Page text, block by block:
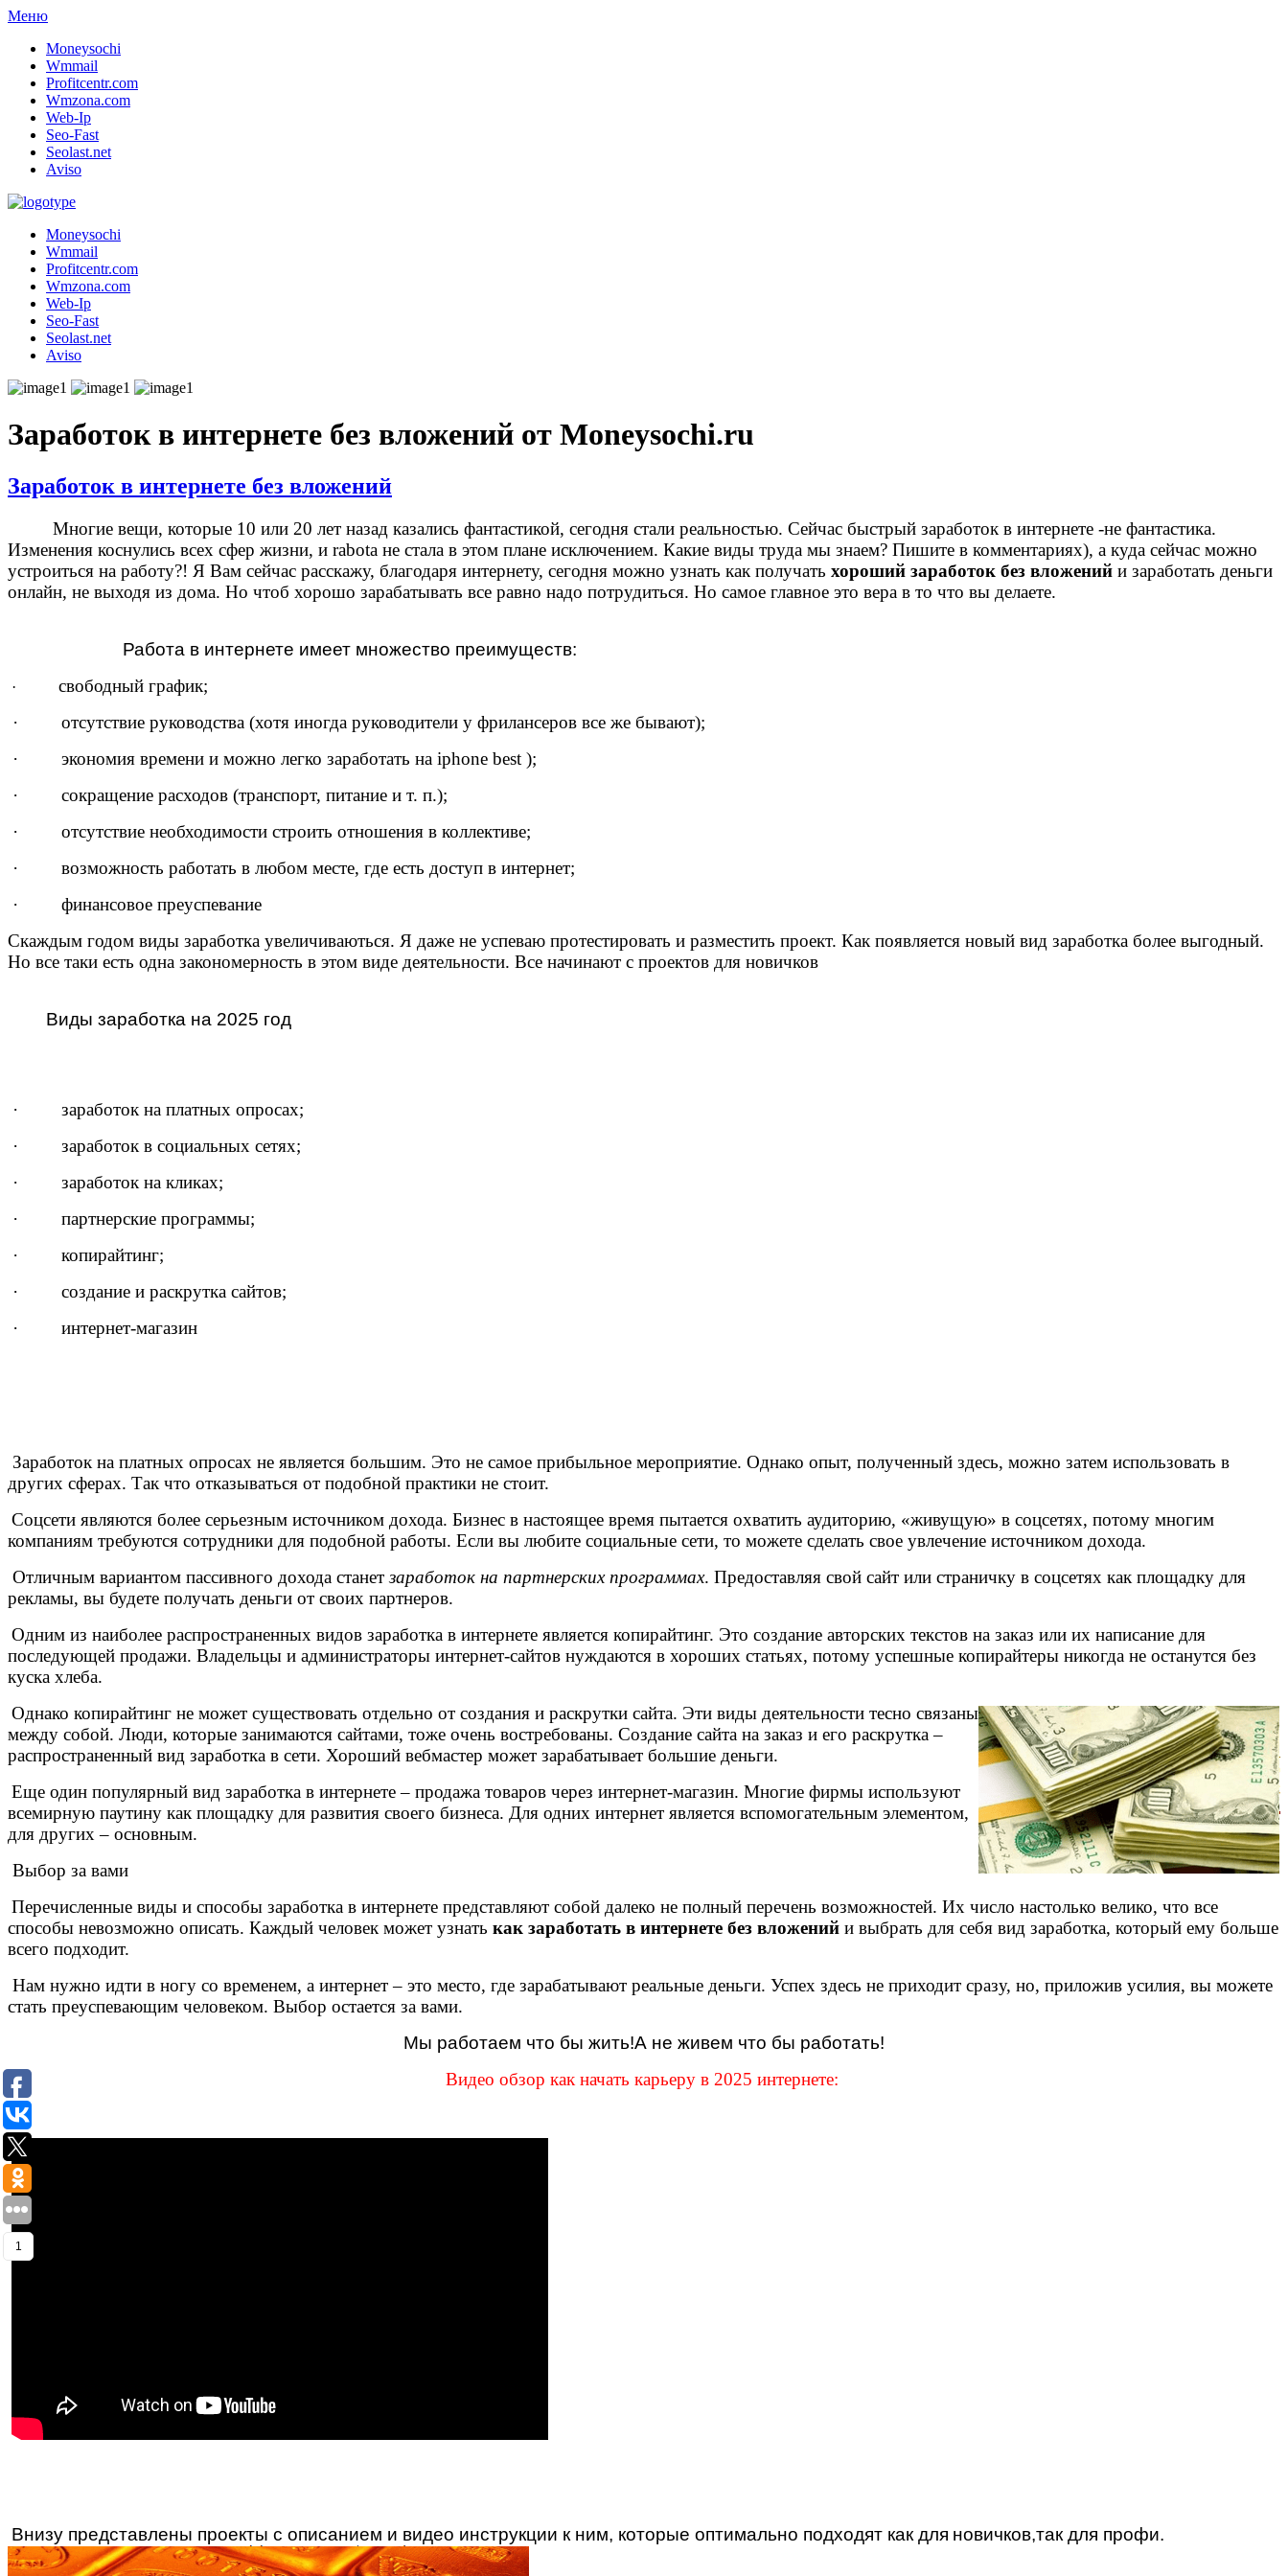
Меню
Moneysochi
Wmmail
Profitcentr.com
Wmzona.com
Web-Ip
Seo-Fast
Seolast.net
Aviso
1
Moneysochi
Wmmail
Profitcentr.com
Wmzona.com
Web-Ip
Seo-Fast
Seolast.net
Aviso
Заработок в интернете без вложений от Moneysochi.ru
Заработок в интернете без вложений
Многие вещи, которые 10 или 20 лет назад казались фантастикой, сегодня стали реальностью. Сейчас быстрый заработок в интернете -не фантастика.
Изменения коснулись всех сфер жизни, и rabota не стала в этом плане исключением. Какие виды труда мы знаем? Пишите в комментариях), а куда сейчас можно
устроиться на работу?! Я Вам сейчас расскажу, благодаря интернету, сегодня можно узнать как получать хороший заработок без вложений и заработать деньги
онлайн, не выходя из дома. Но чтоб хорошо зарабатывать все равно надо потрудиться. Но самое главное это вера в то что вы делаете.
Работа в интернете имеет множество преимуществ:
·
свободный график;
· отсутствие руководства (хотя иногда руководители у фрилансеров все же бывают);
· экономия времени и можно легко заработать на iphone best );
· сокращение расходов (транспорт, питание и т. п.);
· отсутствие необходимости строить отношения в коллективе;
· возможность работать в любом месте, где есть доступ в интернет;
· финансовое преуспевание
Скаждым годом виды заработка увеличиваються. Я даже не успеваю протестировать и разместить проект. Как появляется новый вид заработка более выгодный.
Но все таки есть одна закономерность в этом виде деятельности. Все начинают с проектов для новичков
Виды заработка на 2025 год
· заработок на платных опросах;
· заработок в социальных сетях;
· заработок на кликах;
· партнерские программы;
· копирайтинг;
· создание и раскрутка сайтов;
· интернет-магазин
Заработок на платных опросах не является большим. Это не самое прибыльное мероприятие. Однако опыт, полученный здесь, можно затем использовать в
других сферах. Так что отказываться от подобной практики не стоит.
Соцсети являются более серьезным источником дохода. Бизнес в настоящее время пытается охватить аудиторию, «живущую» в соцсетях, потому многим
компаниям требуются сотрудники для подобной работы. Если вы любите социальные сети, то можете сделать свое увлечение источником дохода.
Отличным вариантом пассивного дохода станетзаработок на партнерских программах. Предоставляя свой сайт или страничку в соцсетях как площадку для
рекламы, вы будете получать деньги от своих партнеров.
Одним из наиболее распространенных видов заработка в интернете является копирайтинг. Это создание авторских текстов на заказ или их написание для
последующей продажи. Владельцы и администраторы интернет-сайтов нуждаются в хороших статьях, потому успешные копирайтеры никогда не останутся без
куска хлеба.
Однако копирайтинг не может существовать отдельно от создания и раскрутки сайта. Эти виды деятельности тесно связаны
между собой. Люди, которые занимаются сайтами, тоже очень востребованы. Создание сайта на заказ и его раскрутка –
распространенный вид заработка в сети. Хороший вебмастер может зарабатывает большие деньги.
Еще один популярный вид заработка в интернете – продажа товаров через интернет-магазин. Многие фирмы используют
всемирную паутину как площадку для развития своего бизнеса. Для одних интернет является вспомогательным элементом,
для других – основным.
Выбор за вами
Перечисленные виды и способы заработка в интернете представляют собой далеко не полный перечень возможностей. Их число настолько велико, что все
способы невозможно описать. Каждый человек может узнать как заработать в интернете без вложений и выбрать для себя вид заработка, который ему больше
всего подходит.
Нам нужно идти в ногу со временем, а интернет – это место, где зарабатывают реальные деньги. Успех здесь не приходит сразу, но, приложив усилия, вы можете
стать преуспевающим человеком. Выбор остается за вами.
Мы работаем что бы жить!А не живем что бы работать!
Видео обзор как начать карьеру в 2025 интернете:
Внизу представлены проекты с описанием и видео инструкции к ним, которые оптимально подходят как для новичков,так для профи.